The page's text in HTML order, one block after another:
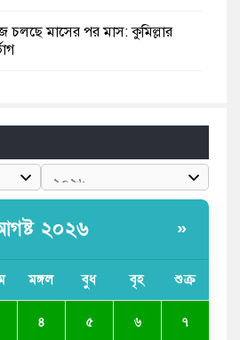
চলছে মাসের পর মাস: কুমিল্লার
করেছি এ দৃশ্য কি আপনারা দেখেননি:
২০২৬ »
মঙ্গল বুধ বৃহ শুক্র
৪ ৫ ৬ ৭